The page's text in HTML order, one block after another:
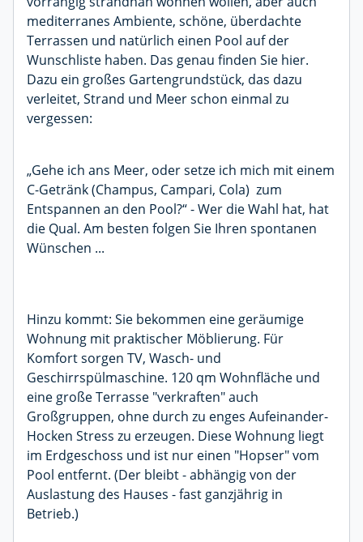
mediterranes Ambiente, schöne, überdachte
Terrassen und natürlich einen Pool auf der
Wunschliste haben. Das genau finden Sie hier.
Dazu ein großes Gartengrundstück, das dazu
verleitet, Strand und Meer schon einmal zu
vergessen:
„Gehe ich ans Meer, oder setze ich mich mit einem
C-Getränk (Champus, Campari, Cola) zum
Entspannen an den Pool?“ - Wer die Wahl hat, hat
die Qual. Am besten folgen Sie Ihren spontanen
Wünschen ...
Hinzu kommt: Sie bekommen eine geräumige
Wohnung mit praktischer Möblierung. Für
Komfort sorgen TV, Wasch- und
Geschirrspülmaschine. 120 qm Wohnfläche und
eine große Terrasse "verkraften" auch
Großgruppen, ohne durch zu enges Aufeinander-
Hocken Stress zu erzeugen. Diese Wohnung liegt
im Erdgeschoss und ist nur einen "Hopser" vom
Pool entfernt. (Der bleibt - abhängig von der
Auslastung des Hauses - fast ganzjährig in
Betrieb.)